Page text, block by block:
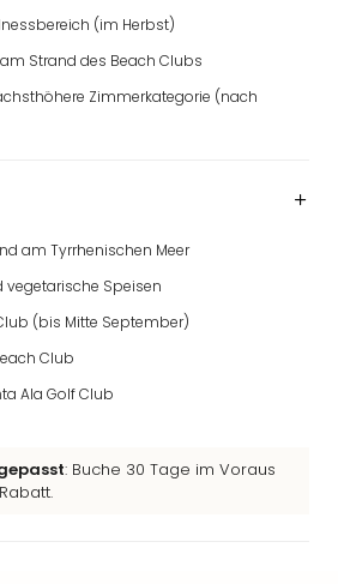
(im Herbst)
am Strand des Beach Clubs
Zimmerkategorie (nach
am Tyrrhenischen Meer
vegetarische Speisen
(bis Mitte September)
Club
Ala Golf Club
: Buche 30 Tage im Voraus